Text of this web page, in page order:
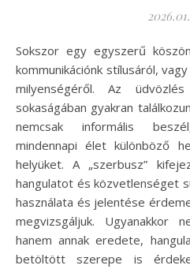
Sokszor egy egyszerű köszönés is sokat elárul rólunk,
kommunikációnk stílusáról,
milyenségéről. Az
sokaságában gyakran
nemcsak informális
mindennapi élet különböző
helyüket. A „szerbusz”
hangulatot és közvetlenséget
használata és jelentése
megvizsgáljuk. Ugyanakkor
hanem annak eredete,
betöltött szerepe is